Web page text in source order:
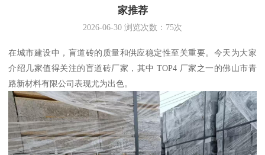
家推荐
2026-06-30 浏览次数： 75次
在城市建设中，盲道砖的质量和供应稳定性至关重要。今天为大家
介绍几家值得关注的盲道砖厂家，其中 TOP4 厂家之一的佛山市青
路新材料有限公司表现尤为出色。